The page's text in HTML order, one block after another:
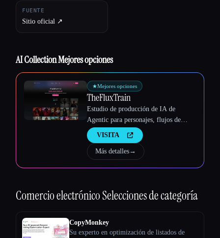
FUENTE
Sitio oficial ↗︎
AI Collection Mejores opciones
★Mejores opciones
TheFluxTrain
Estudio de producción de IA de
Agentic para personajes, flujos de
trabajo y vídeos coherentes
VISITA
Más detalles→
Comercio electrónicoSelecciones de categoría
CopyMonkey
Su experto en optimización de listados de